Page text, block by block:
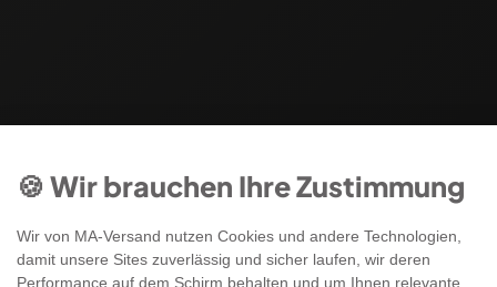
🍪 Wir brauchen Ihre Zustimmung
Wir von MA-Versand nutzen Cookies und andere Technologien,
damit unsere Sites zuverlässig und sicher laufen, wir deren
Performance auf dem Schirm behalten und um Ihnen relevante